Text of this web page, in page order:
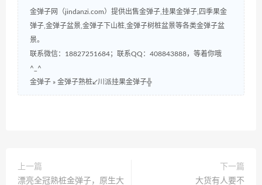
金弹子网（jindanzi.com）提供出售金弹子,挂果金弹子,四季果金
弹子,金弹子盆景,金弹子下山桩,金弹子树桩盆景等各类金弹子盆
景。
联系微信：18827251684；联系QQ：408843888，等着你哦
^_^
金弹子 » 金弹子熟桩↙川派挂果金弹子╬
上一篇
漂亮全冠熟桩金弹子，原生大
下一篇
大货有人要不